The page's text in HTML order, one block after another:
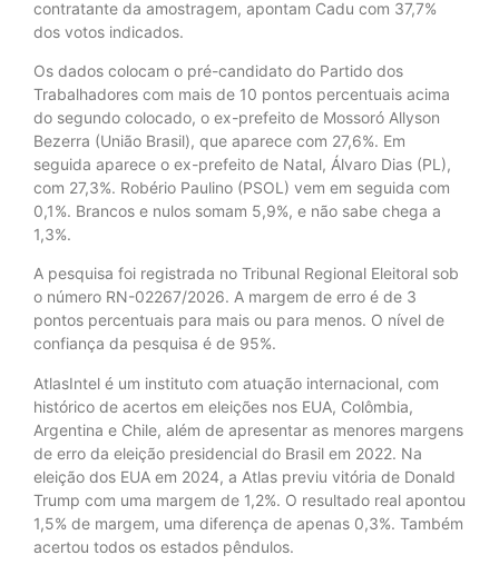
contratante da amostragem, apontam Cadu com 37,7%
dos votos indicados.
Os dados colocam o pré-candidato do Partido dos
Trabalhadores com mais de 10 pontos percentuais acima
do segundo colocado, o ex-prefeito de Mossoró Allyson
Bezerra (União Brasil), que aparece com 27,6%. Em
seguida aparece o ex-prefeito de Natal, Álvaro Dias (PL),
com 27,3%. Robério Paulino (PSOL) vem em seguida com
0,1%. Brancos e nulos somam 5,9%, e não sabe chega a
1,3%.
A pesquisa foi registrada no Tribunal Regional Eleitoral sob
o número RN-02267/2026. A margem de erro é de 3
pontos percentuais para mais ou para menos. O nível de
confiança da pesquisa é de 95%.
AtlasIntel é um instituto com atuação internacional, com
histórico de acertos em eleições nos EUA, Colômbia,
Argentina e Chile, além de apresentar as menores margens
de erro da eleição presidencial do Brasil em 2022. Na
eleição dos EUA em 2024, a Atlas previu vitória de Donald
Trump com uma margem de 1,2%. O resultado real apontou
1,5% de margem, uma diferença de apenas 0,3%. Também
acertou todos os estados pêndulos.